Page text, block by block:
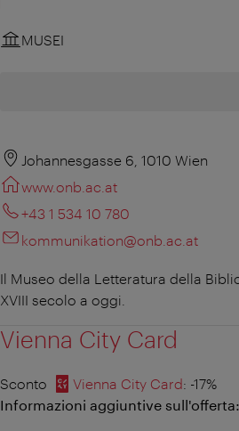
MUSEI
Johannesgasse 6, 1010 Wien
www.onb.ac.at
+43 1 534 10 780
kommunikation@onb.ac.at
Il Museo della Letteratura della
XVIII secolo a oggi.
Vienna City Card
Sconto Vienna City Card: -17%
Informazioni aggiuntive sull'offerta: